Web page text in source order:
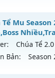
LONG
ra tháng
06/08/2626
Tể Mu Season
Chúa Tể
Bản:
Season